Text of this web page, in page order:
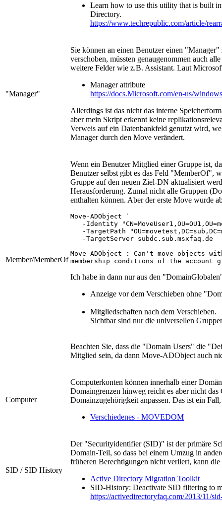
Learn how to use this utility that is built
Directory.
https://www.techrepublic.com/article/
"Manager"
Sie können an einen Benutzer einen
verschoben, müssten genaugenommen auch
weitere Felder wie z.B. Assistant. Laut
Manager attribute
https://docs.Microsoft.com/en-us/
Allerdings ist das nicht das interne
aber mein Skript erkennt keine
Verweis auf ein Datenbankfeld genutzt wird,
Manager durch den Move verändert.
Member/MemberOf
Wenn ein Benutzer Mitglied einer Gruppe ist,
Benutzer selbst gibt es das Feld "MemberOf",
Gruppe auf den neuen Ziel-DN aktualisiert
Herausforderung. Zumal nicht alle Gruppen
enthalten können. Aber der erste Move wurde
Move-ADObject `
-Identity
-TargetPath
   -TargetServer subdc.sub.msxfaq.de
Move-ADObject : Can't move objects
membership conditions of the account
Ich habe in dann nur aus den
Anzeige vor dem Verschieben ohne
Mitgliedschaften nach dem Verschieben.
Sichtbar sind nur die universellen
Beachten Sie, dass die "Domain Users" die
Mitglied sein, da dann Move-ADObject auch
Computer
Computerkonten können innerhalb einer
Domaingrenzen hinweg reicht es aber nicht
Domainzugehörigkeit anpassen. Das ist ein
Verschiedenes - MOVEDOM
SID / SID History
Der "Securityidentifier (SID)" ist der primäre
Domain-Teil, so dass bei einem Umzug in
früheren Berechtigungen nicht verliert, kann
Active Directory Migration Toolkit
SID-History: Deactivate SID filtering to
https://activedirectoryfaq.com/2013/11/